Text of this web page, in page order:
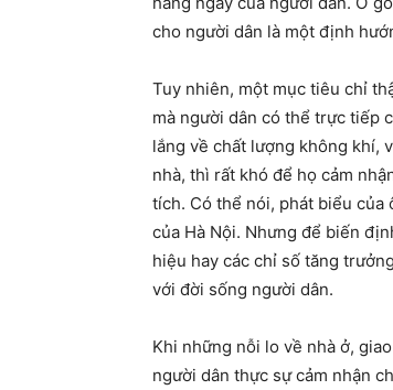
cho người dân là một định
Tuy nhiên, một mục tiêu chỉ
mà người dân có thể trực tiếp
lắng về chất lượng không khí,
nhà, thì rất khó để họ cảm
tích. Có thể nói, phát biểu
của Hà Nội. Nhưng để biến
hiệu hay các chỉ số tăng
với đời sống người dân.
Khi những nỗi lo về nhà ở,
người dân thực sự cảm nhận